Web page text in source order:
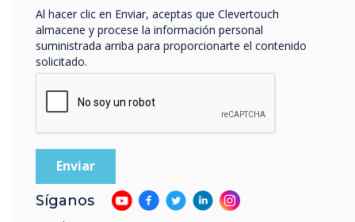
“Como fabricante global galardonado,
entendemos la necesidad de garantizar que
nuestros socios confíen en nosotros para
mantener los datos seguros frente a las
ciberamenazas”, dijo Shaun Marklew,
vicepresidente ejecutivo y director general para
EMEA, y agregó: “Con esta certificación Cyber
Al hacer clic en Enviar, aceptas que Clevertouch
almacene y procese la información personal
suministrada arriba para proporcionarte el contenido
solicitado.
Síganos